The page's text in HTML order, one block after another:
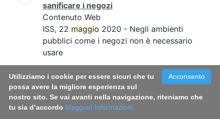
sanificare i negozi
Contenuto Web
ISS, 22 maggio 2020 - Negli ambienti
pubblici come i negozi non è necessario
usare
Infezioni sessualmente trasmesse, online
il vademecum per conoscerle e
prevenirle
Contenuto Web
Acconsento
Utilizziamo i cookie per essere sicuri che tu
possa avere la migliore esperienza sul
nostro sito. Se vai avanti nella navigazione, riteniamo che
tu sia d’accordo Maggiori Informazioni